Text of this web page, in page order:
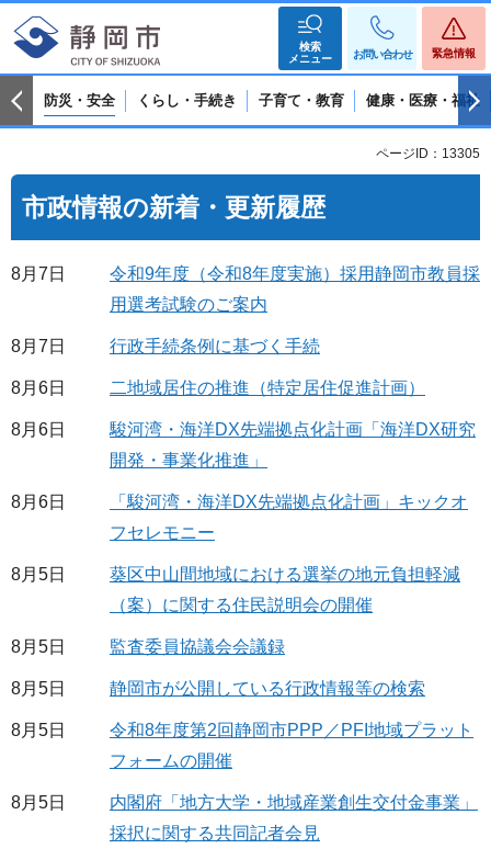
検索
メニュー
お問い合わせ 緊急情報
防災・安全 くらし・手続き 子育て・教育 健康・医療・福祉
ページID：13305
市政情報の新着・更新履歴
8月7日
令和9年度（令和8年度実施）採用静岡市教員採
用選考試験のご案内
8月7日 行政手続条例に基づく手続
8月6日 二地域居住の推進（特定居住促進計画）
8月6日
駿河湾・海洋DX先端拠点化計画「海洋DX研究
開発・事業化推進」
8月6日
「駿河湾・海洋DX先端拠点化計画」キックオ
フセレモニー
8月5日
葵区中山間地域における選挙の地元負担軽減
（案）に関する住民説明会の開催
8月5日 監査委員協議会会議録
8月5日 静岡市が公開している行政情報等の検索
8月5日
令和8年度第2回静岡市PPP／PFI地域プラット
フォームの開催
8月5日
内閣府「地方大学・地域産業創生交付金事業」
採択に関する共同記者会見